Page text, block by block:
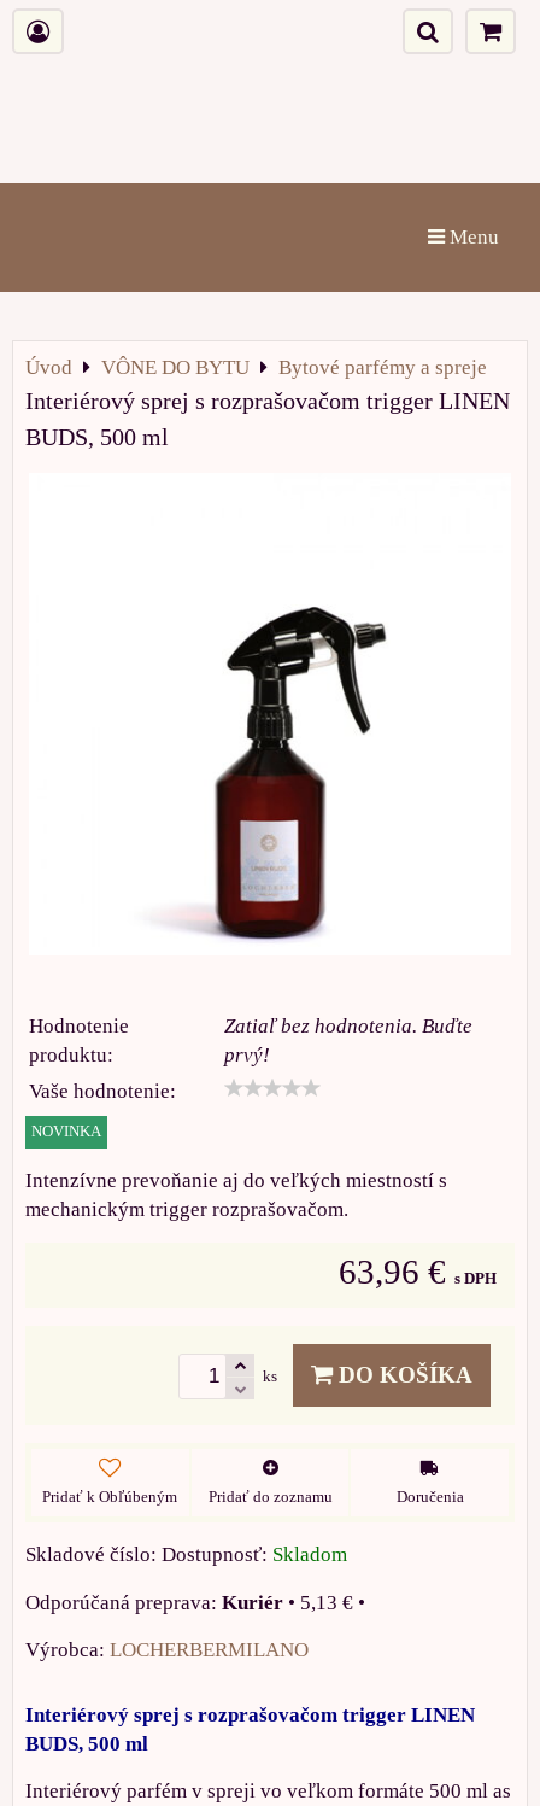
Menu
Úvod VÔNE DO BYTU Bytové parfémy a spreje
Interiérový sprej s rozprašovačom trigger LINEN
BUDS, 500 ml
Hodnotenie
produktu:
Zatiaľ bez hodnotenia. Buďte
prvý!
Vaše hodnotenie:
NOVINKA
Intenzívne prevoňanie aj do veľkých miestností s
mechanickým trigger rozprašovačom.
63,96 € s DPH
ks DO KOŠÍKA
Pridať k Obľúbeným Pridať do zoznamu Doručenia
Skladové číslo: Dostupnosť: Skladom
Kuriér • 5,13 € •
Výrobca: LOCHERBERMILANO
Interiérový sprej s rozprašovačom trigger LINEN
BUDS, 500 ml
Interiérový parfém v spreji vo veľkom formáte 500 ml as